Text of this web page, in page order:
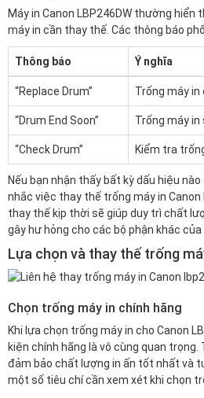
Máy in Canon LBP246DW thường hiển
máy in cần thay thế. Các thông báo
Thông báo Ý nghĩa
“Replace Drum” Trống máy
“Drum End Soon” Trống máy
“Check Drum” Kiểm tra
Nếu bạn nhận thấy bất kỳ dấu hiệu
nhắc việc thay thế trống máy in Canon
thay thế kịp thời sẽ giúp duy trì chất
gây hư hỏng cho các bộ phận khác của
Lựa chọn và thay thế trống
Chọn trống máy in chính hãng
Khi lựa chọn trống máy in cho Canon
kiện chính hãng là vô cùng quan trọng.
đảm bảo chất lượng in ấn tốt nhất và
một số tiêu chí cần xem xét khi chọn